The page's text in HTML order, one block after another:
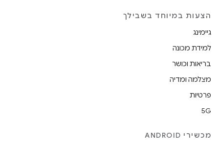
הצעות במיוחד בשבילך
גיימינג
למידת מכונה
בריאות וכושר
מצלמה ומדיה
פרטיות
5G
מכשירי ANDROID